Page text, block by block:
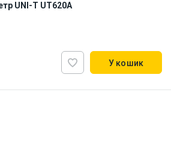
UNI-T UT620A
У кошик